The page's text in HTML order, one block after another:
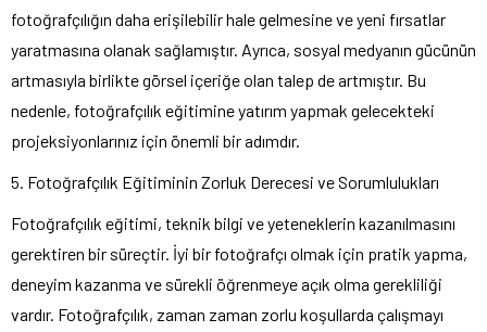
fotoğrafçılığın daha erişilebilir hale gelmesine ve yeni fırsatlar
yaratmasına olanak sağlamıştır. Ayrıca, sosyal medyanın gücünün
artmasıyla birlikte görsel içeriğe olan talep de artmıştır. Bu
nedenle, fotoğrafçılık eğitimine yatırım yapmak gelecekteki
projeksiyonlarınız için önemli bir adımdır.
5. Fotoğrafçılık Eğitiminin Zorluk Derecesi ve Sorumlulukları
Fotoğrafçılık eğitimi, teknik bilgi ve yeteneklerin kazanılmasını
gerektiren bir süreçtir. İyi bir fotoğrafçı olmak için pratik yapma,
deneyim kazanma ve sürekli öğrenmeye açık olma gerekliliği
vardır. Fotoğrafçılık, zaman zaman zorlu koşullarda çalışmayı